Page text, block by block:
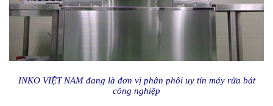
INKO VIỆT NAM đang là đơn vị phân phối uy tín máy rửa bát
công nghiệp